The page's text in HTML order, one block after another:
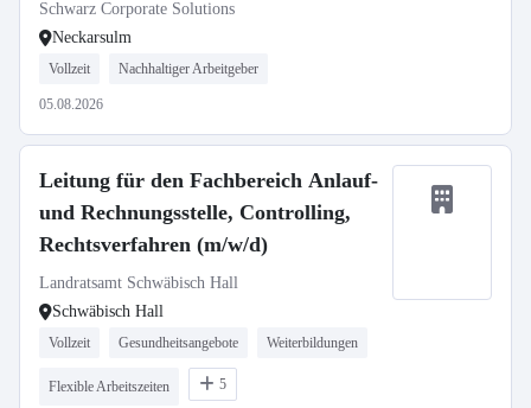
Schwarz Corporate Solutions
Neckarsulm
Vollzeit Nachhaltiger Arbeitgeber
05.08.2026
Leitung für den Fachbereich Anlauf-
und Rechnungsstelle, Controlling,
Rechtsverfahren (m/w/d)
Landratsamt Schwäbisch Hall
Schwäbisch Hall
Vollzeit Gesundheitsangebote Weiterbildungen
Flexible Arbeitszeiten 5